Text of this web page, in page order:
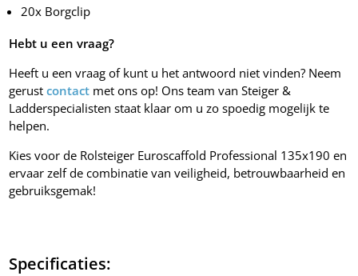
20x Borgclip
Hebt u een vraag?
Heeft u een vraag of kunt u het antwoord niet vinden? Neem
gerustcontact met ons op! Ons team van Steiger &
Ladderspecialisten staat klaar om u zo spoedig mogelijk te
helpen.
Kies voor de Rolsteiger Euroscaffold Professional 135x190 en
ervaar zelf de combinatie van veiligheid, betrouwbaarheid en
gebruiksgemak!
Specificaties: